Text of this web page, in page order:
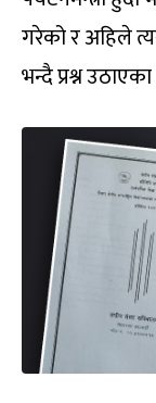
गरेको र अहिले
भन्दै प्रश्न